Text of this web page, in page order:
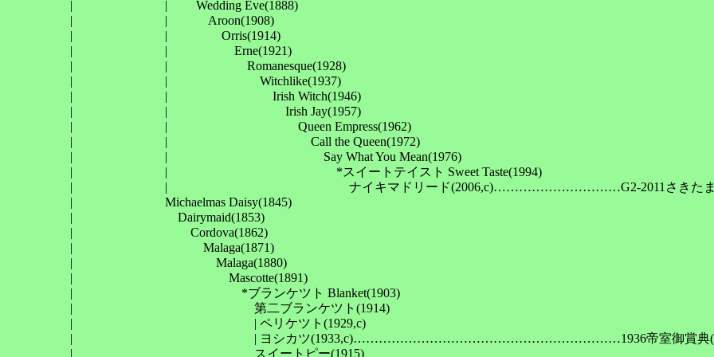
| 　　　　　　　| 　　Wedding Eve(1888)
| 　　　　　　　| 　　　Aroon(1908)
| 　　　　　　　| 　　　　Orris(1914)
| 　　　　　　　| 　　　　　Erne(1921)
| 　　　　　　　| 　　　　　　Romanesque(1928)
| 　　　　　　　| 　　　　　　　Witchlike(1937)
| 　　　　　　　| 　　　　　　　　Irish Witch(1946)
| 　　　　　　　| 　　　　　　　　　Irish Jay(1957)
| 　　　　　　　| 　　　　　　　　　　Queen Empress(1962)
| 　　　　　　　| 　　　　　　　　　　　Call the Queen(1972)
| 　　　　　　　| 　　　　　　　　　　　　Say What You Mean(1976)
| 　　　　　　　| 　　　　　　　　　　　　　*スイートテイスト Sweet Taste(1994)
| 　　　　　　　| 　　　　　　　　　　　　　　ナイキマドリード(2006,c)…………………………G2-2011さきた
| 　　　　　　　Michaelmas Daisy(1845)
| 　　　　　　　　Dairymaid(1853)
| 　　　　　　　　　Cordova(1862)
| 　　　　　　　　　　Malaga(1871)
| 　　　　　　　　　　　Malaga(1880)
| 　　　　　　　　　　　　Mascotte(1891)
| 　　　　　　　　　　　　　*ブランケツト Blanket(1903)
| 　　　　　　　　　　　　　　第二ブランケツト(1914)
| 　　　　　　　　　　　　　　| ペリケツト(1929,c)
| 　　　　　　　　　　　　　　| ヨシカツ(1933,c)………………………………………………………1936帝室御賞典(
| 　　　　　　　　　　　　　　スイートピー(1915)